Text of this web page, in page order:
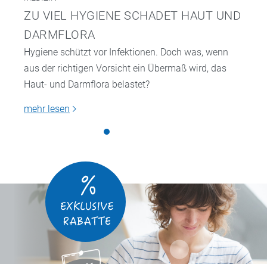
ZU VIEL HYGIENE SCHADET HAUT UND
DARMFLORA
Hygiene schützt vor Infektionen. Doch was, wenn
aus der richtigen Vorsicht ein Übermaß wird, das
Haut- und Darmflora belastet?
mehr lesen